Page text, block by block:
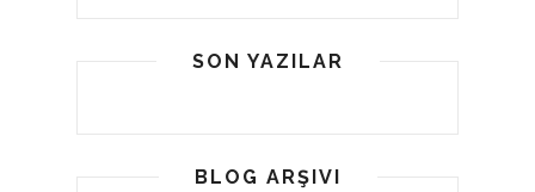
SON YAZILAR
BLOG ARŞIVI